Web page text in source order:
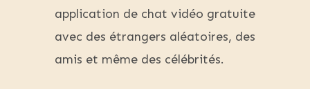
application de chat vidéo gratuite
avec des étrangers aléatoires, des
amis et même des célébrités.